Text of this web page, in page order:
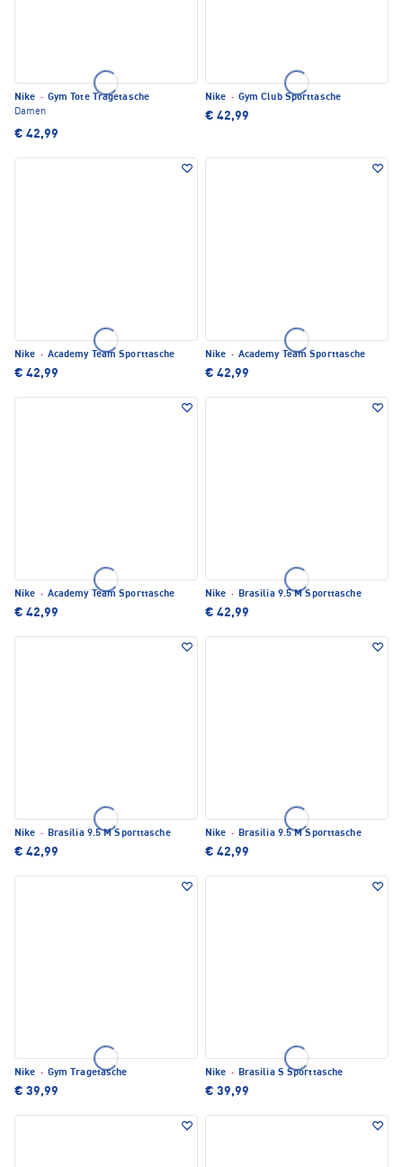
Nike · Gym Tote Tragetasche
Damen
€ 42,99
Nike · Gym Club Sporttasche
€ 42,99
Nike · Academy Team Sporttasche
€ 42,99
Nike · Academy Team Sporttasche
€ 42,99
Nike · Academy Team Sporttasche
€ 42,99
Nike · Brasilia 9.5 M Sporttasche
€ 42,99
Nike · Brasilia 9.5 M Sporttasche
€ 42,99
Nike · Brasilia 9.5 M Sporttasche
€ 42,99
Nike · Gym Tragetasche
€ 39,99
Nike · Brasilia S Sporttasche
€ 39,99